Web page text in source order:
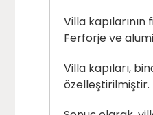
Villa
Ferforje ve
Villa kapıları,
özelleştirilmiştir.